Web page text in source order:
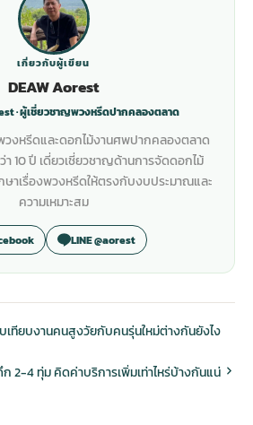
เกี่ยวกับผู้เขียน
DEAW Aorest
· ผู้เชี่ยวชาญพวงหรีดปากคลองตลาด
วงหรีดและดอกไม้งานศพปากคลองตลาด
10 ปี เดี่ยวเชี่ยวชาญด้านการจัดดอกไม้
ษาเรื่องพวงหรีดให้ตรงกับงบประมาณและ
ความเหมาะสม
LINE @aorest
เทียบงานคนสูงวัยกับคนรุ่นใหม่ต่างกันยังไง
2-4 ทุ่ม คิดค่าบริการเพิ่มเท่าไหร่บ้างกันแน่